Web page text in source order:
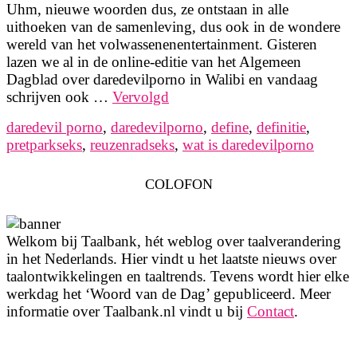
Uhm, nieuwe woorden dus, ze ontstaan in alle
uithoeken van de samenleving, dus ook in de wondere
wereld van het volwassenenentertainment. Gisteren
lazen we al in de online-editie van het Algemeen
Dagblad over daredevilporno in Walibi en vandaag
schrijven ook … Vervolgd
daredevil porno, daredevilporno, define, definitie,
pretparkseks, reuzenradseks, wat is daredevilporno
COLOFON
Welkom bij Taalbank, hét weblog over taalverandering
in het Nederlands. Hier vindt u het laatste nieuws over
taalontwikkelingen en taaltrends. Tevens wordt hier elke
werkdag het ‘Woord van de Dag’ gepubliceerd. Meer
informatie over Taalbank.nl vindt u bij Contact.